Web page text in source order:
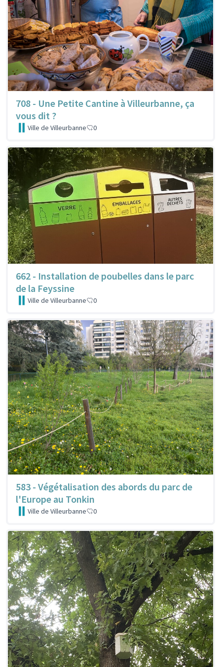
708 - Une Petite Cantine à Villeurbanne, ça
vous dit ?
Ville de Villeurbanne 0
662 - Installation de poubelles dans le parc
de la Feyssine
Ville de Villeurbanne 0
583 - Végétalisation des abords du parc de
l'Europe au Tonkin
Ville de Villeurbanne 0